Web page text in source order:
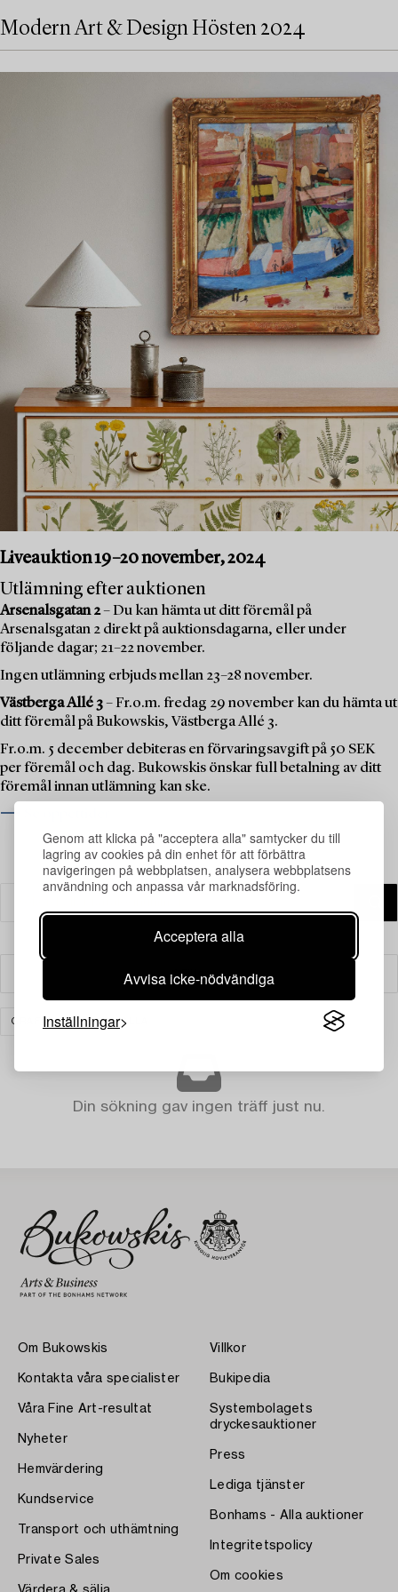
Genom att klicka på "acceptera alla" samtycker du till
lagring av cookies på din enhet för att förbättra
navigeringen på webbplatsen, analysera webbplatsens
användning och anpassa vår marknadsföring.
Acceptera alla
Avvisa icke-nödvändiga
Inställningar
Modern Art & Design Hösten 2024
Liveauktion 19–20 november, 2024
Utlämning efter auktionen
Arsenalsgatan 2– Du kan hämta ut ditt föremål på
Arsenalsgatan 2 direkt på auktionsdagarna, eller under
följande dagar; 21–22 november.
Ingen utlämning erbjuds mellan 23–28 november.
Västberga Allé 3– Fr.o.m. fredag 29 november kan du hämta ut
ditt föremål på Bukowskis, Västberga Allé 3.
Fr.o.m. 5 december debiteras en förvaringsavgift på 50 SEK
per föremål och dag. Bukowskis önskar full betalning av ditt
föremål innan utlämning kan ske.
⟶ Se öppettider
Filter
GRAFIK RENSA ALLA
Din sökning gav ingen träff just nu.
Om Bukowskis
Kontakta våra specialister
Våra Fine Art-resultat
Nyheter
Hemvärdering
Kundservice
Transport och uthämtning
Private Sales
Villkor
Bukipedia
Systembolagets
dryckesauktioner
Press
Lediga tjänster
Bonhams - Alla auktioner
Integritetspolicy
Om cookies